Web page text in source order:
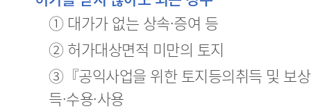
① 대가가 없는 상속·증여 등
② 허가대상면적 미만의 토지
③『공익사업을 위한 토지등의취득 및 보
득·수용·사용